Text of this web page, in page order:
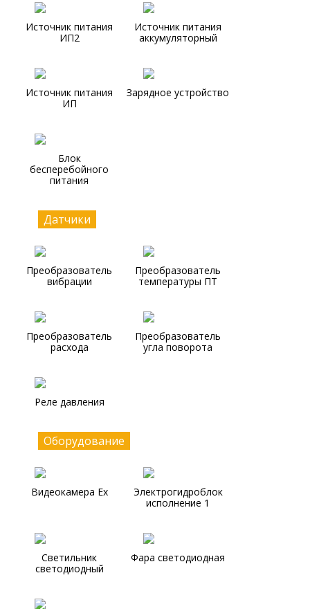
Источник питания
ИП2
Источник питания
аккумуляторный
Источник питания
ИП
Зарядное устройство
Блок
бесперебойного
питания
Датчики
Преобразователь
вибрации
Преобразователь
температуры ПТ
Преобразователь
расхода
Преобразователь
угла поворота
Реле давления
Оборудование
Видеокамера Ex
Электрогидроблок
исполнение 1
Светильник
светодиодный
Фара светодиодная